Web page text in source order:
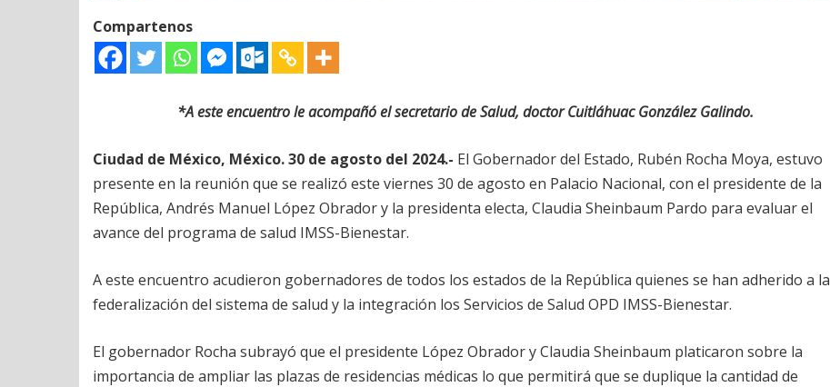
Compartenos
*A este encuentro le acompañó el secretario de Salud, doctor Cuitláhuac González Galindo.
Ciudad de México, México. 30 de agosto del 2024.- El Gobernador del Estado, Rubén Rocha Moya, estuvo
presente en la reunión que se realizó este viernes 30 de agosto en Palacio Nacional, con el presidente de la
República, Andrés Manuel López Obrador y la presidenta electa, Claudia Sheinbaum Pardo para evaluar el
avance del programa de salud IMSS-Bienestar.
A este encuentro acudieron gobernadores de todos los estados de la República quienes se han adherido a la
federalización del sistema de salud y la integración los Servicios de Salud OPD IMSS-Bienestar.
El gobernador Rocha subrayó que el presidente López Obrador y Claudia Sheinbaum platicaron sobre la
importancia de ampliar las plazas de residencias médicas lo que permitirá que se duplique la cantidad de